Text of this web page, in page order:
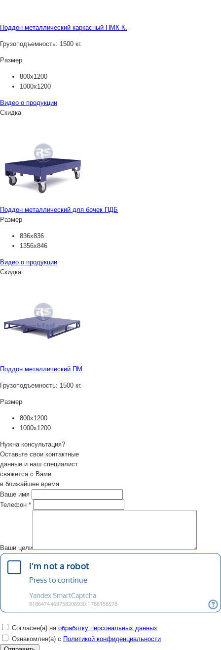
Поддон металлический каркасный ПМК-К.
Грузоподъемность: 1500 кг.
Размер
800х1200
1000х1200
Видео о продукции
Скидка
Поддон металлический для бочек ПДБ
Размер
836х836
1356х846
Видео о продукции
Скидка
Поддон металлический ПМ
Грузоподъемность: 1500 кг.
Размер
800х1200
1000х1200
Нужна консультация?
Оставьте свои контактные
данные и наш специалист
свяжется с Вами
в ближайшее время
Ваше имя
Телефон *
Ваши цели
Согласен(а) на обработку персональных данных
Ознакомлен(а) с Политикой конфиденциальности